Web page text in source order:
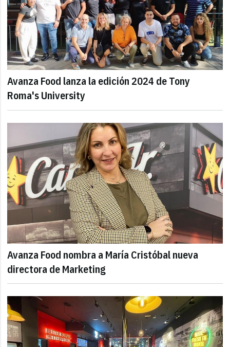
Avanza Food lanza la edición 2024 de Tony
Roma's University
Avanza Food nombra a María Cristóbal nueva
directora de Marketing